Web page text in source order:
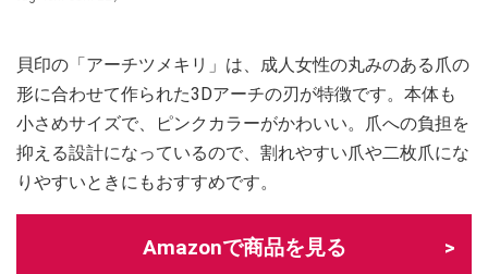
貝印の「アーチツメキリ」は、成人女性の丸みのある爪の
形に合わせて作られた3Dアーチの刃が特徴です。本体も
小さめサイズで、ピンクカラーがかわいい。爪への負担を
抑える設計になっているので、割れやすい爪や二枚爪にな
りやすいときにもおすすめです。
Amazonで商品を見る